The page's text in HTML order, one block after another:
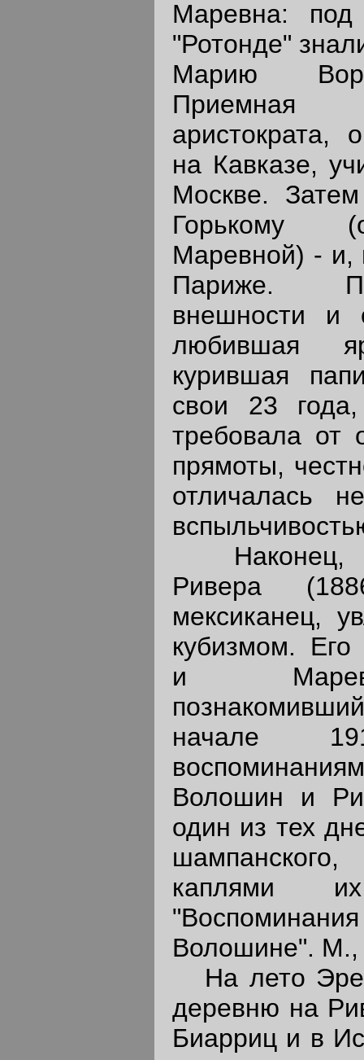
Маревна:
"Ротонде"
Марию
Приемная
аристократа,
на Кавказе,
Москве.
Горькому
Маревной) - и,
Париже.
внешности и
любившая
курившая
свои 23 года,
требовала от
прямоты,
отличалась
Наконец,
Ривера
мексиканец,
кубизмом.
и
начале
Волошин и
один из тех
каплями
Волошине". М.,
На лето
деревню на
Биарриц и в